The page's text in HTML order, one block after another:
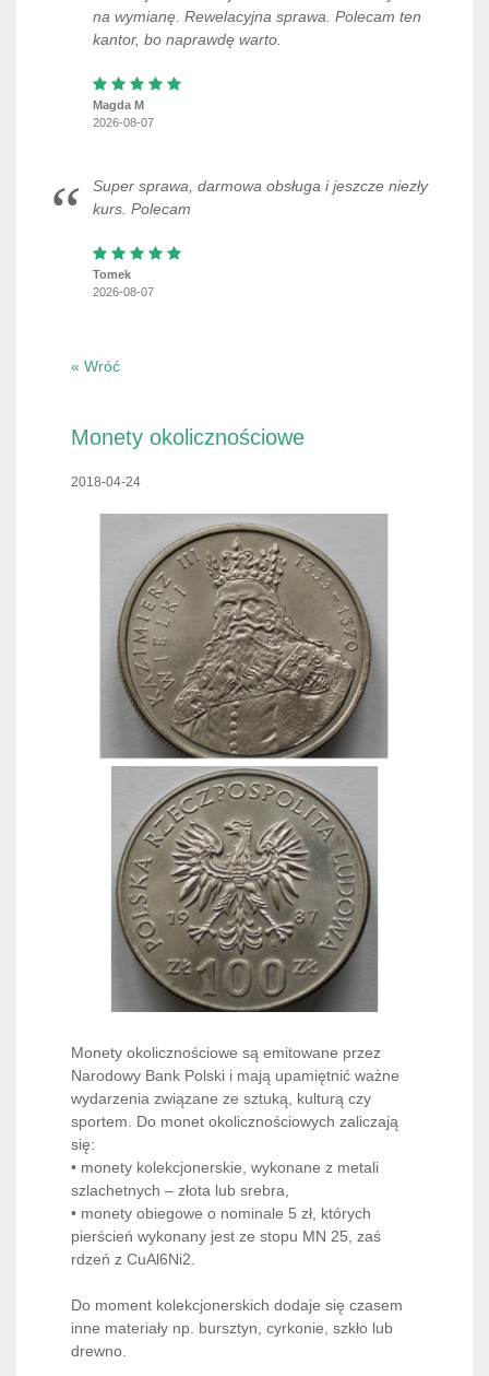
na wymianę. Rewelacyjna sprawa. Polecam ten
kantor, bo naprawdę warto.
Magda M
2026-08-07
Super sprawa, darmowa obsługa i jeszcze niezły
kurs. Polecam
Tomek
2026-08-07
« Wróć
Monety okolicznościowe
2018-04-24
Monety okolicznościowe są emitowane przez
Narodowy Bank Polski i mają upamiętnić ważne
wydarzenia związane ze sztuką, kulturą czy
sportem. Do monet okolicznościowych zaliczają
się:
• monety kolekcjonerskie, wykonane z metali
szlachetnych – złota lub srebra,
• monety obiegowe o nominale 5 zł, których
pierścień wykonany jest ze stopu MN 25, zaś
rdzeń z CuAl6Ni2.
Do moment kolekcjonerskich dodaje się czasem
inne materiały np. bursztyn, cyrkonie, szkło lub
drewno.